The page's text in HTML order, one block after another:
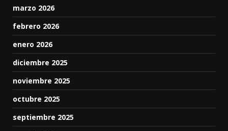
marzo 2026
febrero 2026
enero 2026
diciembre 2025
noviembre 2025
octubre 2025
septiembre 2025